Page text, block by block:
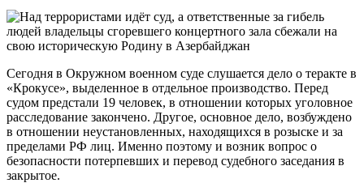
Сегодня в Окружном военном суде слушается дело о теракте в
«Крокусе», выделенное в отдельное производство. Перед
судом предстали 19 человек, в отношении которых уголовное
расследование закончено. Другое, основное дело, возбуждено
в отношении неустановленных, находящихся в розыске и за
пределами РФ лиц. Именно поэтому и возник вопрос о
безопасности потерпевших и перевод судебного заседания в
закрытое.